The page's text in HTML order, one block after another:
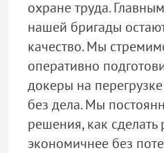
охране труда.
нашей бригады
качество. Мы
оперативно
докеры на
без дела. Мы
решения, как
экономичнее без